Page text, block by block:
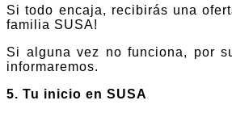
Si todo encaja, recibirás una
familia SUSA!
Si alguna vez no funciona, por
informaremos.
5. Tu inicio en SUSA